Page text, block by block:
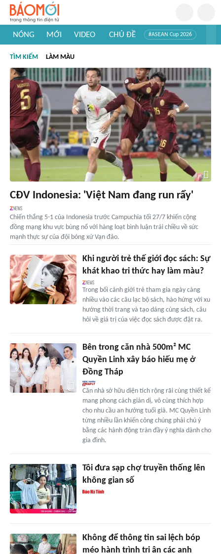
NÓNG MỚI VIDEO CHỦ ĐỀ #ASEAN Cup 2026
#Khám phá thế giới
TÌM KIẾM LÀM MÀU
CĐV Indonesia: 'Việt Nam đang run rẩy'
Chiến thắng 5-1 của Indonesia trước Campuchia tối 27/7 khiến cộng
đồng mạng khu vực bùng nổ với hàng loạt bình luận trái chiều về sức
mạnh thực sự của đội bóng xứ Vạn đảo.
Khi người trẻ thế giới đọc sách: Sự
khát khao tri thức hay làm màu?
Trong bối cảnh giới trẻ tham gia ngày càng
nhiều vào các câu lạc bộ sách, hào hứng với xu
hướng thời trang và tạo dáng cùng sách, câu
hỏi về giá trị của việc đọc sách được đặt ra.
Bên trong căn nhà 500m² MC
Quyền Linh xây báo hiếu mẹ ở
Đồng Tháp
Căn nhà sở hữu diện tích rộng rãi cùng thiết kế
mang phong cách giản dị, vô cùng thích hợp
cho nhu cầu an hưởng tuổi già. MC Quyền Linh
từng nhiều lần khiến công chúng phải chú ý
bằng các hành động tràn đầy ý nghĩa dành cho
gia đình.
Tôi đưa sạp chợ truyền thống lên
không gian số
Không để thông tin sai lệch bóp
méo hành trình tri ân các anh